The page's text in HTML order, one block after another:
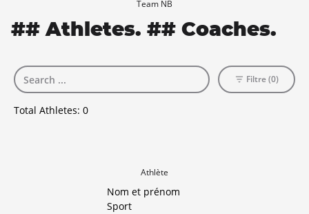
Team NB
## Athletes. ## Coaches.
Total Athletes: 0
Filtre (0)
Athlète
Nom et prénom
Sport